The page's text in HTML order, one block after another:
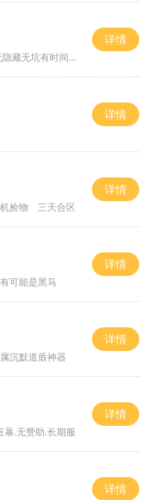
无坑有时间就是
详情
详情
捡物 三天合区
详情
可能是黑马
详情
沉默道盾神器
详情
暴.无赞助.长期服
详情
详情